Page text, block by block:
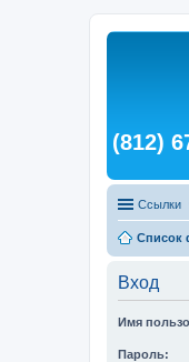
(812)
Ссылки
Список
Вход
Имя
Пароль: